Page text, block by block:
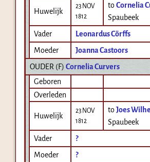
Huwelijk
23 NOV
1812
toCornelia
Spaubeek
Vader
Leonardus Cörffs
Moeder
Joanna Castoors
OUDER (F) Cornelia Curvers
Geboren
Overleden
Huwelijk
23 NOV
1812
toJoes
Spaubeek
Vader
?
Moeder
?